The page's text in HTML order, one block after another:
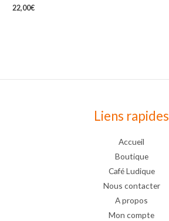
22,00€
Liens rapides
Accueil
Boutique
Café Ludique
Nous contacter
A propos
Mon compte